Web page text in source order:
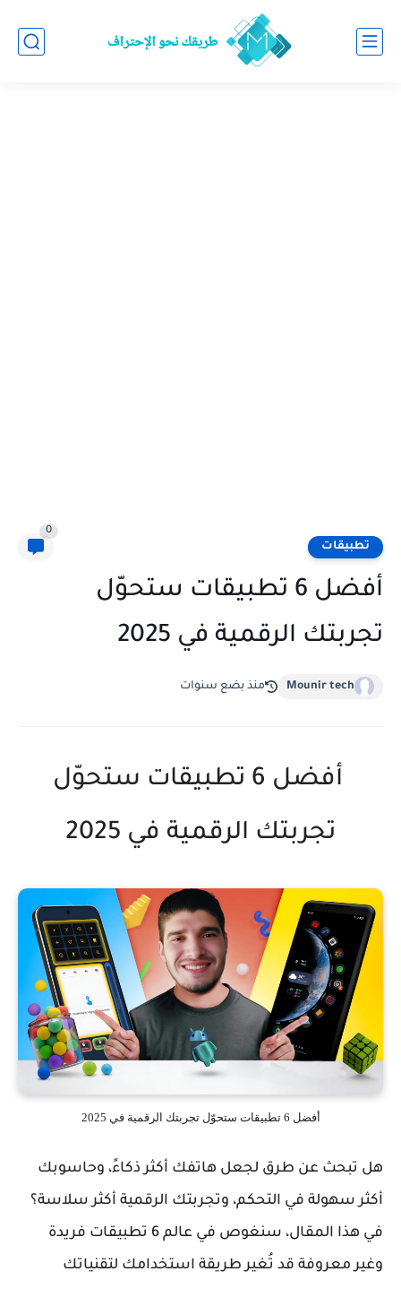
تطبيقات
0
أفضل 6 تطبيقات ستحوّل
تجربتك الرقمية في 2025
Mounir tech منذ بضع سنوات
أفضل 6 تطبيقات ستحوّل
تجربتك الرقمية في 2025
أفضل 6 تطبيقات ستحوّل تجربتك الرقمية في 2025
هل تبحث عن طرق لجعل هاتفك أكثر ذكاءً، وحاسوبك
أكثر سهولة في التحكم، وتجربتك الرقمية أكثر سلاسة؟
في هذا المقال، سنغوص في عالم 6 تطبيقات فريدة
وغير معروفة قد تُغير طريقة استخدامك لتقنياتك